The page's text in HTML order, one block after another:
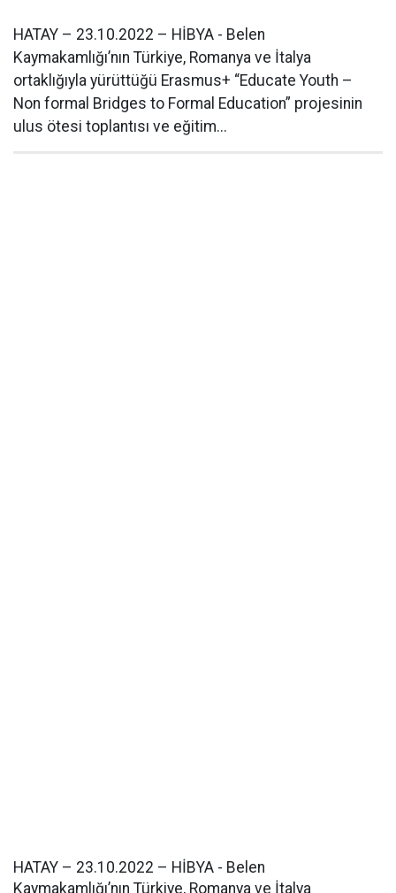
HATAY – 23.10.2022 – HİBYA - Belen
Kaymakamlığı’nın Türkiye, Romanya ve İtalya
ortaklığıyla yürüttüğü Erasmus+ “Educate Youth –
Non formal Bridges to Formal Education” projesinin
ulus ötesi toplantısı ve eğitim...
HATAY – 23.10.2022 – HİBYA - Belen
Kaymakamlığı’nın Türkiye, Romanya ve İtalya